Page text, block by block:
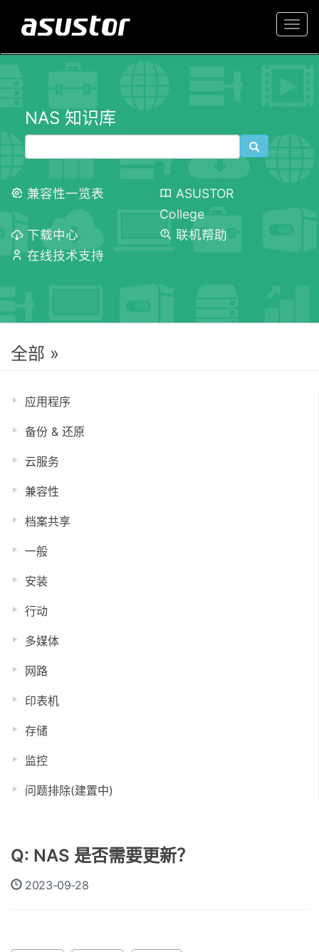
NAS 知识库
兼容性一览表
ASUSTOR
College
下载中心
联机帮助
在线技术支持
全部 »
应用程序
备份 & 还原
云服务
兼容性
档案共享
一般
安装
行动
多媒体
网路
印表机
存储
监控
问题排除(建置中)
Q: NAS 是否需要更新？
2023-09-28